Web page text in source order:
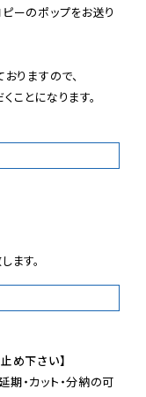
ーのポップをお送り
りますので、
ことになります。
ます。
め下さい】
・カット・分納の可